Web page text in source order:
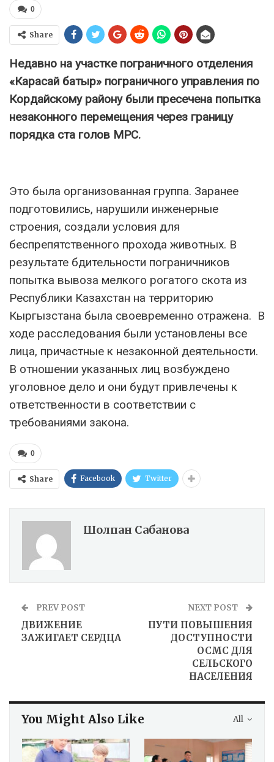
0
Share
Недавно на участке пограничного отделения
«Карасай батыр» пограничного управления по
Кордайскому району были пресечена попытка
незаконного перемещения через границу
порядка ста голов МРС.
Это была организованная группа. Заранее
подготовились, нарушили инженерные
строения, создали условия для
беспрепятственного прохода животных. В
результате бдительности пограничников
попытка вывоза мелкого рогатого скота из
Республики Казахстан на территорию
Кыргызстана была своевременно отражена. В
ходе расследования были установлены все
лица, причастные к незаконной деятельности.
В отношении указанных лиц возбуждено
уголовное дело и они будут привлечены к
ответственности в соответствии с
требованиями закона.
0
Share Facebook Twitter
Шолпан Сабанова
PREV POST
ДВИЖЕНИЕ
ЗАЖИГАЕТ СЕРДЦА
NEXT POST
ПУТИ ПОВЫШЕНИЯ
ДОСТУПНОСТИ
ОСМС ДЛЯ
СЕЛЬСКОГО
НАСЕЛЕНИЯ
All
You Might Also Like